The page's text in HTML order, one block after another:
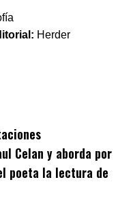
Herder
Celan y aborda por
poeta la lectura de